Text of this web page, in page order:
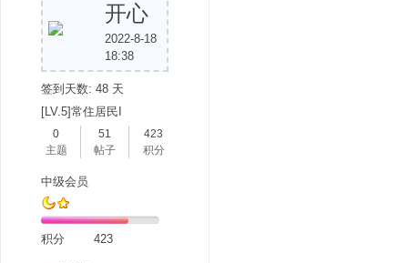
开心
2022-8-18
18:38
签到天数: 48 天
[LV.5]常住居民I
0
主题
51
帖子
423
积分
中级会员
积分 423